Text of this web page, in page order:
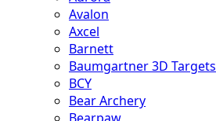
Avalon
Axcel
Barnett
Baumgartner 3D Targets
BCY
Bear Archery